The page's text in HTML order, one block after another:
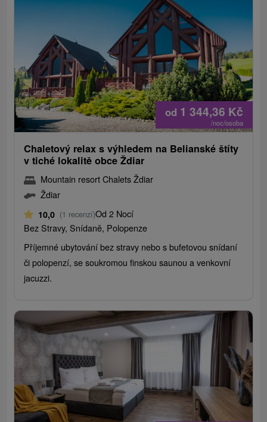
od 1 344,36 Kč
/noc/osoba
Chaletový relax s výhledem na Belianské štíty
v tiché lokalitě obce Ždiar
Mountain resort Chalets Ždiar
Ždiar
10,0 (1 recenzí)Od 2 Nocí
Bez Stravy, Snídaně, Polopenze
Příjemné ubytování bez stravy nebo s bufetovou snídaní
či polopenzí, se soukromou finskou saunou a venkovní
jacuzzi.